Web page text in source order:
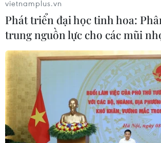
Cảnh sát Chile ngăn ngừa
phủ tổng thống
30/10/2019 11:11
Nhằm phản đối các chính sách của
dân Chile đã tụ tập tuần hành trước
vietnamplus.vn
Phát triển đại học tinh hoa:
trung nguồn lực cho các mũi